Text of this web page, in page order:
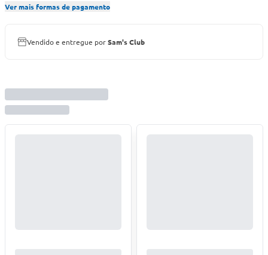
Ver mais formas de pagamento
Vendido e entregue porSam's Club